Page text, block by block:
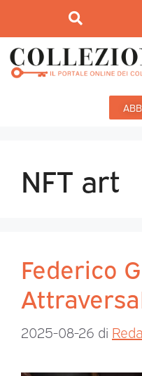
NFT art
Federico
2025-08-26 di